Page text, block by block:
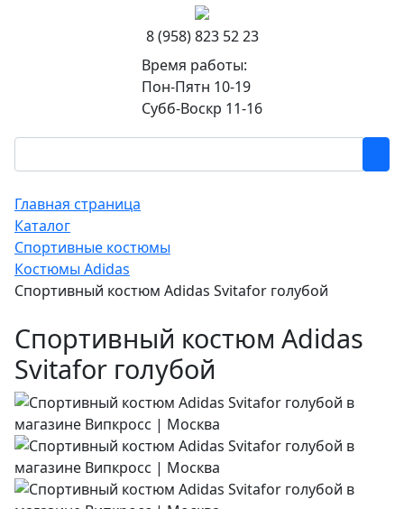
8 (958) 823 52 23
Время работы:
Пон-Пятн 10-19
Субб-Воскр 11-16
Главная страница
Каталог
Спортивные костюмы
Костюмы Adidas
Спортивный костюм Adidas Svitafor голубой
Спортивный костюм Adidas
Svitafor голубой